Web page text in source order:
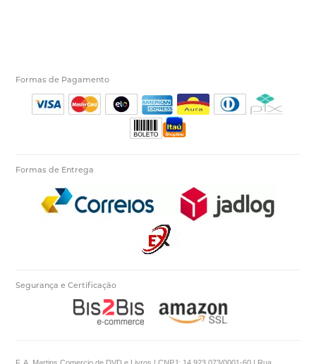
Formas de Pagamento
Formas de Entrega
Segurança e Certificação